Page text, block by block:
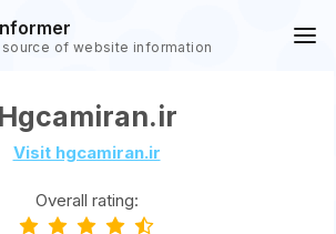
of website information
Hgcamiran.ir
Visit hgcamiran.ir
Overall rating: